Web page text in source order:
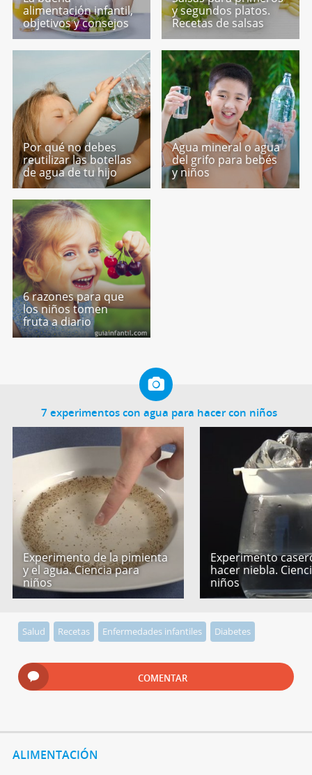
alimentación infantil,
objetivos y consejos
y segundos platos.
Recetas de salsas
Por qué no debes
reutilizar las botellas
de agua de tu hijo
Agua mineral o agua
del grifo para bebés
y niños
6 razones para que
los niños tomen
fruta a diario
7 experimentos con agua para hacer con niños
Experimento de la pimienta
y el agua. Ciencia para
niños
Experimento
hacer niebla.
niños
Salud Recetas Enfermedades infantiles Diabetes
COMENTAR
ALIMENTACIÓN